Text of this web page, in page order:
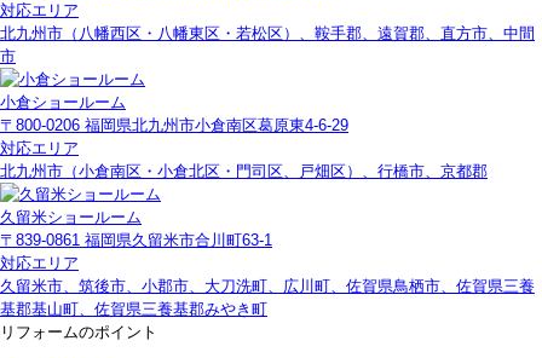
対応エリア
北九州市（八幡西区・八幡東区・若松区）、鞍手郡、遠賀郡、直方市、中間
市
小倉ショールーム
〒800-0206 福岡県北九州市小倉南区葛原東4-6-29
対応エリア
北九州市（小倉南区・小倉北区・門司区、戸畑区）、行橋市、京都郡
久留米ショールーム
〒839-0861 福岡県久留米市合川町63-1
対応エリア
久留米市、筑後市、小郡市、大刀洗町、広川町、佐賀県鳥栖市、佐賀県三養
基郡基山町、佐賀県三養基郡みやき町
リフォームのポイント